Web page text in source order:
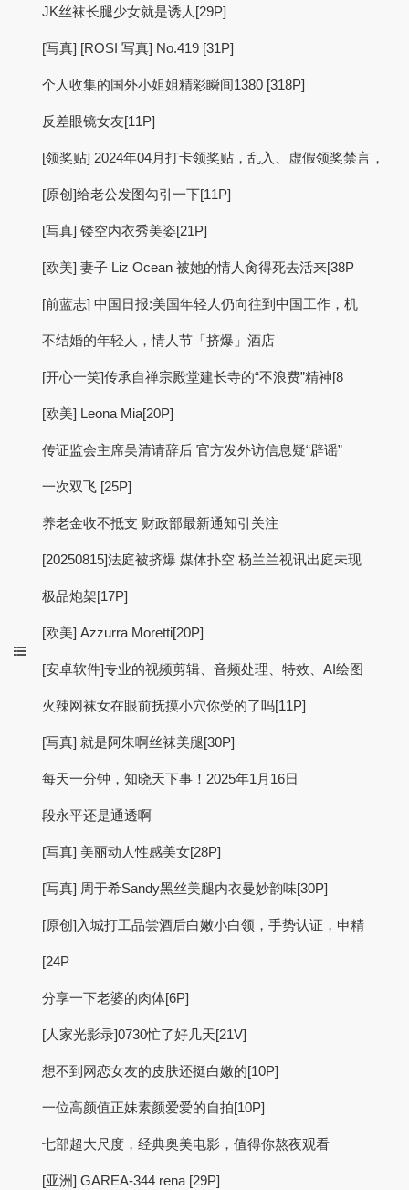
JK丝袜长腿少女就是诱人[29P]
[写真] [ROSI 写真] No.419 [31P]
个人收集的国外小姐姐精彩瞬间1380 [318P]
反差眼镜女友[11P]
[领奖贴] 2024年04月打卡领奖贴，乱入、虚假领奖禁言，
[原创]给老公发图勾引一下[11P]
[写真] 镂空内衣秀美姿[21P]
[欧美] 妻子 Liz Ocean 被她的情人肏得死去活来[38P
[前蓝志] 中国日报:美国年轻人仍向往到中国工作，机
不结婚的年轻人，情人节「挤爆」酒店
[开心一笑]传承自禅宗殿堂建长寺的“不浪费”精神[8
[欧美] Leona Mia[20P]
传证监会主席吴清请辞后 官方发外访信息疑“辟谣”
一次双飞 [25P]
养老金收不抵支 财政部最新通知引关注
[20250815]法庭被挤爆 媒体扑空 杨兰兰视讯出庭未现
极品炮架[17P]
[欧美] Azzurra Moretti[20P]
[安卓软件]专业的视频剪辑、音频处理、特效、AI绘图
火辣网袜女在眼前抚摸小穴你受的了吗[11P]
[写真] 就是阿朱啊丝袜美腿[30P]
每天一分钟，知晓天下事！2025年1月16日
段永平还是通透啊
[写真] 美丽动人性感美女[28P]
[写真] 周于希Sandy黑丝美腿内衣曼妙韵味[30P]
[原创]入城打工品尝酒后白嫩小白领，手势认证，申精
[24P
分享一下老婆的肉体[6P]
[人家光影录]0730忙了好几天[21V]
想不到网恋女友的皮肤还挺白嫩的[10P]
一位高颜值正妹素颜爱爱的自拍[10P]
七部超大尺度，经典奥美电影，值得你熬夜观看
[亚洲] GAREA-344 rena [29P]